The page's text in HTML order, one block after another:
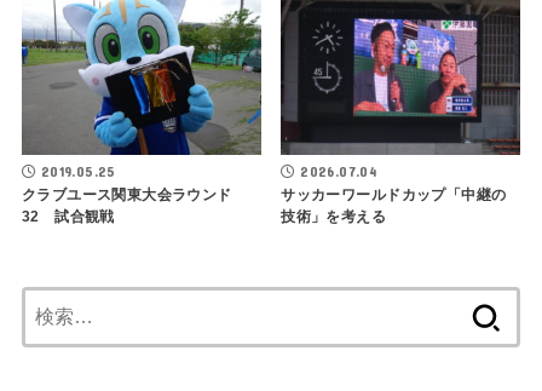
2019.05.25
クラブユース関東大会ラウンド
32 試合観戦
2026.07.04
サッカーワールドカップ「中継の
技術」を考える
索: